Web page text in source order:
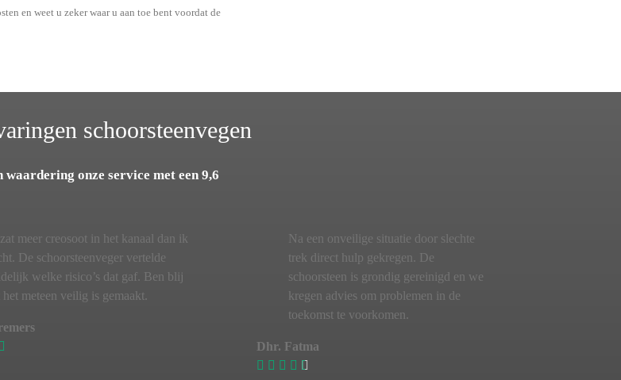
en weet u zeker waar u aan toe bent voordat de
schoorsteenvegen
waardering onze service met een 9,6
meer creosoot in het kanaal dan ik
De schoorsteenveger vertelde
welke risico’s dat gaf. Ben blij
het meteen veilig is gemaakt.
Na een onveilige situatie door slechte
trek direct hulp gekregen. De
schoorsteen is grondig gereinigd en we
kregen advies om problemen in de
toekomst te voorkomen.
Dhr. Fatma